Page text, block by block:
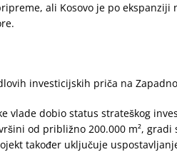
ali Kosovo je po ekspanziji
investicijskih priča na
vlade dobio status strateškog
od približno 200.000 m²,
također uključuje